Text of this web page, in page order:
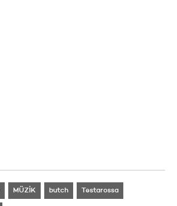
MÜZİK butch Testarossa